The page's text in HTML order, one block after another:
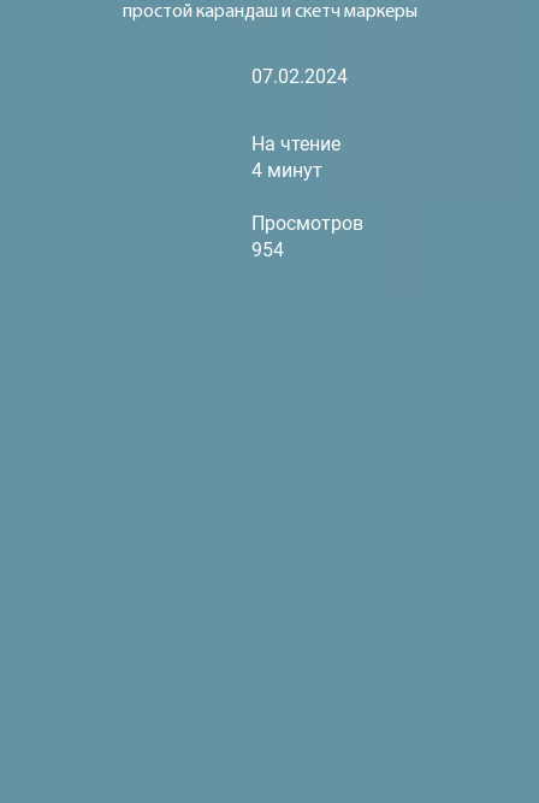
простой карандаш и скетч маркеры
07.02.2024
На чтение
4 минут
Просмотров
954